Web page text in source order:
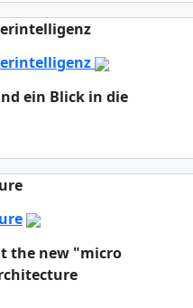
ein Blick in die
the new "micro